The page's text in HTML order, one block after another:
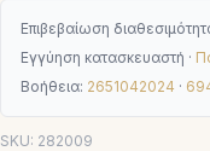
Επιβεβαίωση
Εγγύηση κατασκευαστή ·
Βοήθεια: 2651042024 ·
SKU: 282009